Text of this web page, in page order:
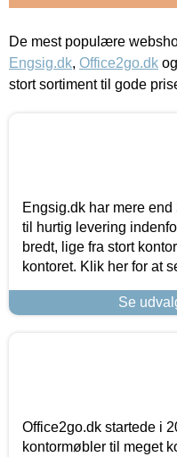
De mest populære
Engsig.dk, Office2go.dk og
stort sortiment til gode
Engsig.dk har mere
til hurtig levering
bredt, lige fra stort
kontoret. Klik her for at
Se
Office2go.dk startede i
kontormøbler til meget